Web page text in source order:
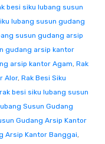
besi siku lubang susun
lubang susun gudang
susun gudang arsip
gudang arsip kantor
arsip kantor Agam, Rak
Alor, Rak Besi Siku
rak besi siku lubang susun
Susun Gudang
Gudang Arsip Kantor
Arsip Kantor Banggai,